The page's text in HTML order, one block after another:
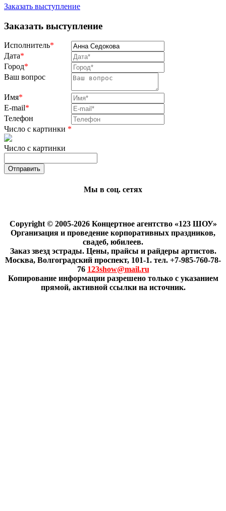
Заказать выступление
Заказать выступление
Исполнитель*
Дата*
Город*
Ваш вопрос
Имя*
E-mail*
Телефон
Число с картинки *
Число с картинки
Мы в соц. сетях
Copyright © 2005-2026 Концертное агентство «123 ШОУ»
Организация и проведение корпоративных праздников,
свадеб, юбилеев.
Заказ звезд эстрады. Цены, прайсы и райдеры артистов.
Москва, Волгоградский проспект, 101-1. тел. +7-985-760-78-
76 123show@mail.ru
Копирование информации разрешено только с указанием
прямой, активной ссылки на источник.